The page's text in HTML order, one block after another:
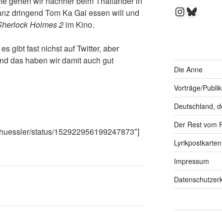
dringend Tom Ka Gai essen will und
Holmes 2 im Kino.
gibt fast nichst auf Twitter, aber
das haben wir damit auch gut
status/152922956199247873″]
Die Anne
Vorträge/
Deutschland,
Der Rest vom
Lyrikpostkarten
Impressum